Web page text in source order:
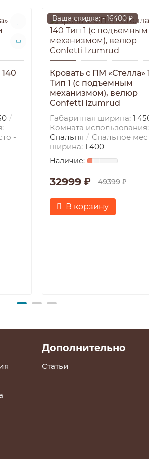
-
Ваша скидка: - 16400 ₽
Кровать с ПМ «Стелла»
Тип 1 (с подъемным
механизмом), велюр
Confetti Izumrud
Габаритная ширина: 1
Комната использования:
Спальня
Спальное
ширина: 1 400
32999 ₽ 49399 ₽
В корзину
Дополнительно
Статьи